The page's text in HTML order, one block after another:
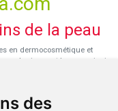
des
de la peau
en dermocosmétique et
le visage et le corps ainsi
atopique, les soins pour
nouvelles références SVR